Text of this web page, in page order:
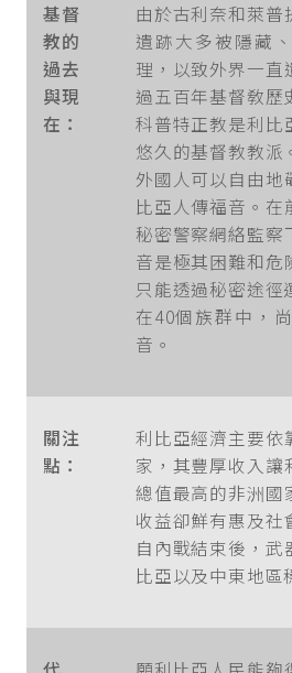
基督
教的
過去
與現
在：
由於古利奈和萊普
遺跡大多被隱藏
理，以致外界一直
過五百年基督敎歷
科普特正教是利比
悠久的基督教教派
外國人可以自由地
比亞人傳福音。在
秘密警察網絡監察
音是極其困難和危
只能透過秘密途徑
在40個族群中，
音。
關注
點：
利比亞經濟主要依
家，其豐厚收入讓
總值最高的非洲國
收益卻鮮有惠及社
自內戰結束後，武
比亞以及中東地區